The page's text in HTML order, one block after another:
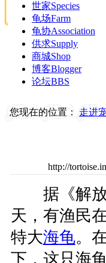
世家Species
龟场Farm
龟协Association
供求Supply
商城Shop
博客Blogger
论坛BBS
您现在的位置： 走进
http://
据《解放
天，有渔民
特大海龟。
下，这只海